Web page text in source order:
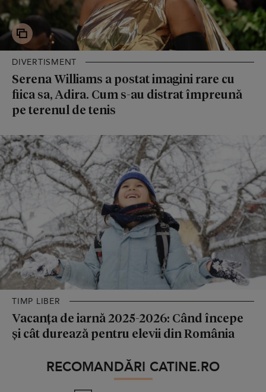
DIVERTISMENT
Serena Williams a postat imagini rare cu
fiica sa, Adira. Cum s-au distrat împreună
pe terenul de tenis
TIMP LIBER
Vacanța de iarnă 2025-2026: Când începe
și cât durează pentru elevii din România
RECOMANDĂRI CATINE.RO